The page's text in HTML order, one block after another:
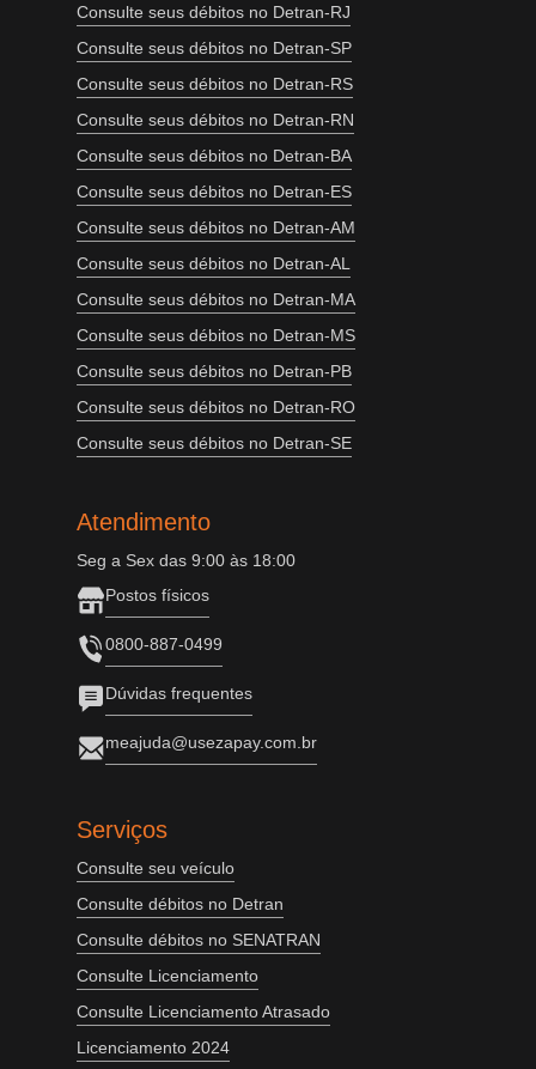
Consulte seus débitos no Detran-RJ
Consulte seus débitos no Detran-SP
Consulte seus débitos no Detran-RS
Consulte seus débitos no Detran-RN
Consulte seus débitos no Detran-BA
Consulte seus débitos no Detran-ES
Consulte seus débitos no Detran-AM
Consulte seus débitos no Detran-AL
Consulte seus débitos no Detran-MA
Consulte seus débitos no Detran-MS
Consulte seus débitos no Detran-PB
Consulte seus débitos no Detran-RO
Consulte seus débitos no Detran-SE
Atendimento
Seg a Sex das 9:00 às 18:00
Postos físicos
0800-887-0499
Dúvidas frequentes
meajuda@usezapay.com.br
Serviços
Consulte seu veículo
Consulte débitos no Detran
Consulte débitos no SENATRAN
Consulte Licenciamento
Consulte Licenciamento Atrasado
Licenciamento 2024